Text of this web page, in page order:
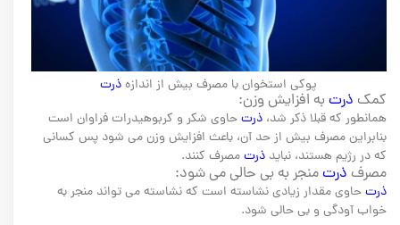
پوکی استخوان با مصرف بیش از اندازهذرت
کمک ذرتبه افزایش وزن:
همانطور که قبلا ذکر شد، ذرتحاوی شکر و کربوهیدرات فراوان است
بنابراین مصرف بیش از حد آن، باعث افزایش وزن می شود پس کسانی
که در رژیم هستند، نباید ذرتمصرف کنند.
مصرف ذرتمنجر به بی حالی می شود:
ذرتحاوی مقدار زیادی نشاسته است که نشاسته می تواند منجر به
خواب آودگی و بی حالی شود.